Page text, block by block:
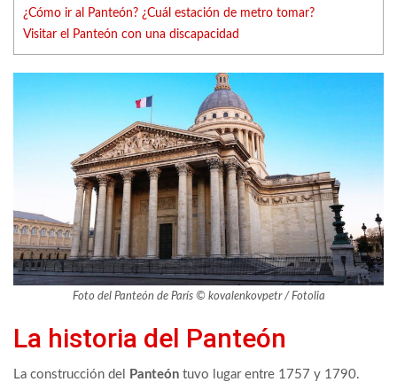
¿Cómo ir al Panteón? ¿Cuál estación de metro tomar?
Visitar el Panteón con una discapacidad
Foto del Panteón de París © kovalenkovpetr / Fotolia
La historia del Panteón
La construcción del Panteón tuvo lugar entre 1757 y 1790.